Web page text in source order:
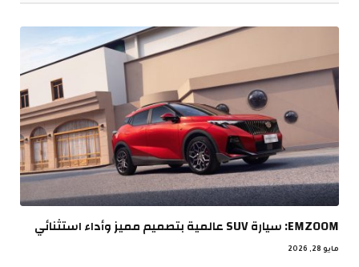
EMZOOM: سيارة SUV عالمية بتصميم مميز وأداء استثنائي
مايو 28, 2026